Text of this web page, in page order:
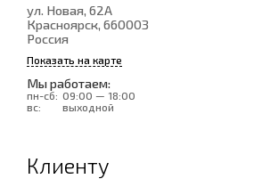
ул. Новая, 62А
Красноярск, 660003
Россия
Показать на карте
Мы работаем:
пн-сб: 09:00 — 18:00
вс:
выходной
Клиенту